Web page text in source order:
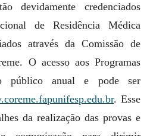
devidamente credenciados
de Residência Médica
através da Comissão de
O acesso aos Programas
público anual e pode ser
. Esse
da realização das provas e